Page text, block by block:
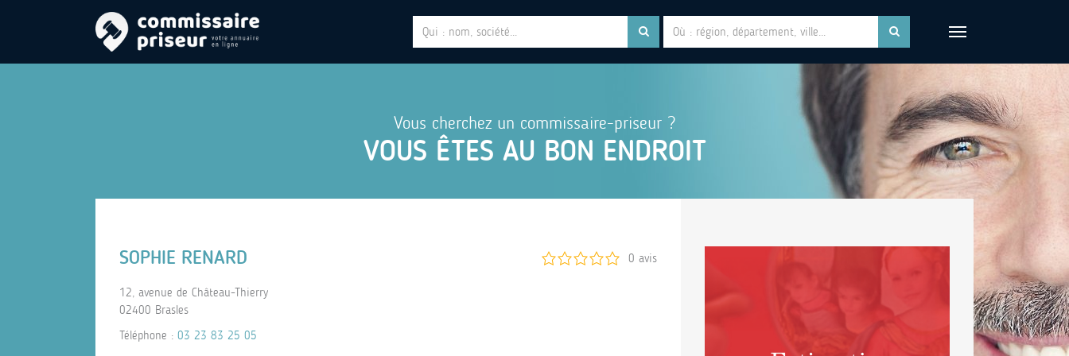
Vous cherchez un commissaire-priseur ?
VOUS ÊTES AU BON ENDROIT
0 avis
SOPHIE RENARD
12, avenue de Château-Thierry
02400 Brasles
Téléphone : 03 23 83 25 05